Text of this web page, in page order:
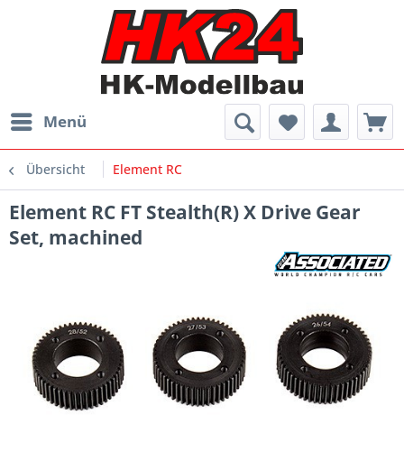
Menü
Übersicht Element RC
Element RC FT Stealth(R) X Drive Gear
Set, machined